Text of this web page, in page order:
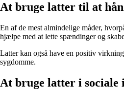
At bruge latter til at
En af de mest almindelige måder,
hjælpe med at lette spændinger og
Latter kan også have en positiv
sygdomme.
At bruge latter i